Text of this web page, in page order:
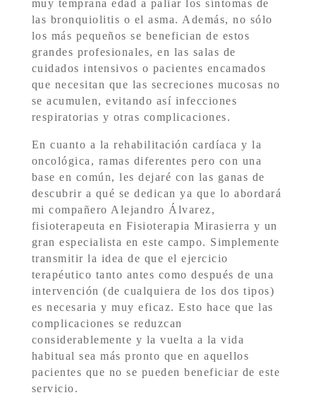
muy temprana edad a paliar los síntomas de
las bronquiolitis o el asma. Además, no sólo
los más pequeños se benefician de estos
grandes profesionales, en las salas de
cuidados intensivos o pacientes encamados
que necesitan que las secreciones mucosas no
se acumulen, evitando así infecciones
respiratorias y otras complicaciones.
En cuanto a la rehabilitación cardíaca y la
oncológica, ramas diferentes pero con una
base en común, les dejaré con las ganas de
descubrir a qué se dedican ya que lo abordará
mi compañero Alejandro Álvarez,
fisioterapeuta en Fisioterapia Mirasierra y un
gran especialista en este campo. Simplemente
transmitir la idea de que el ejercicio
terapéutico tanto antes como después de una
intervención (de cualquiera de los dos tipos)
es necesaria y muy eficaz. Esto hace que las
complicaciones se reduzcan
considerablemente y la vuelta a la vida
habitual sea más pronto que en aquellos
pacientes que no se pueden beneficiar de este
servicio.